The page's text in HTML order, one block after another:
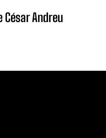
César Andreu